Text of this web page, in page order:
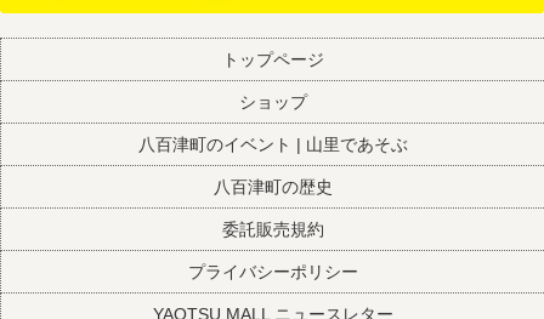
トップページ
ショップ
八百津町のイベント | 山里であそぶ
八百津町の歴史
委託販売規約
プライバシーポリシー
YAOTSU MALL ニュースレター